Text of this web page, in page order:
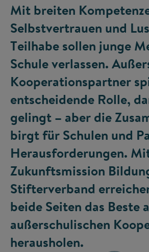
Mit breiten
Selbstvertrauen und
Teilhabe sollen junge
Schule verlassen.
Kooperationspartner
entscheidende Rolle,
gelingt – aber die
birgt für Schulen und
Herausforderungen.
Zukunftsmission
Stifterverband
beide Seiten das Beste
außerschulischen
herausholen.